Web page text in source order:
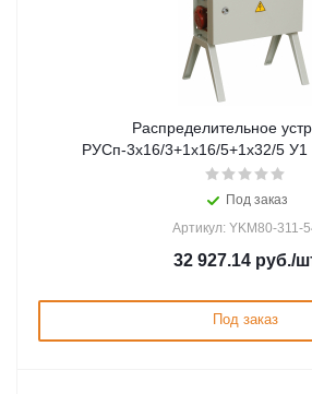
Распределительное
РУСп-3х16/3+1х16/5+1х32/5 У1
Под заказ
Артикул: YKM80-311-
32 927.14руб./
Под заказ